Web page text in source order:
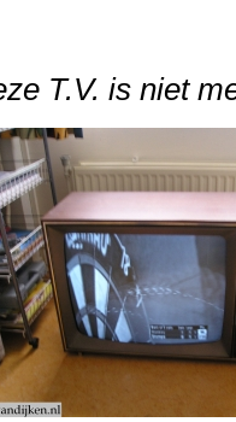
T.V. is niet